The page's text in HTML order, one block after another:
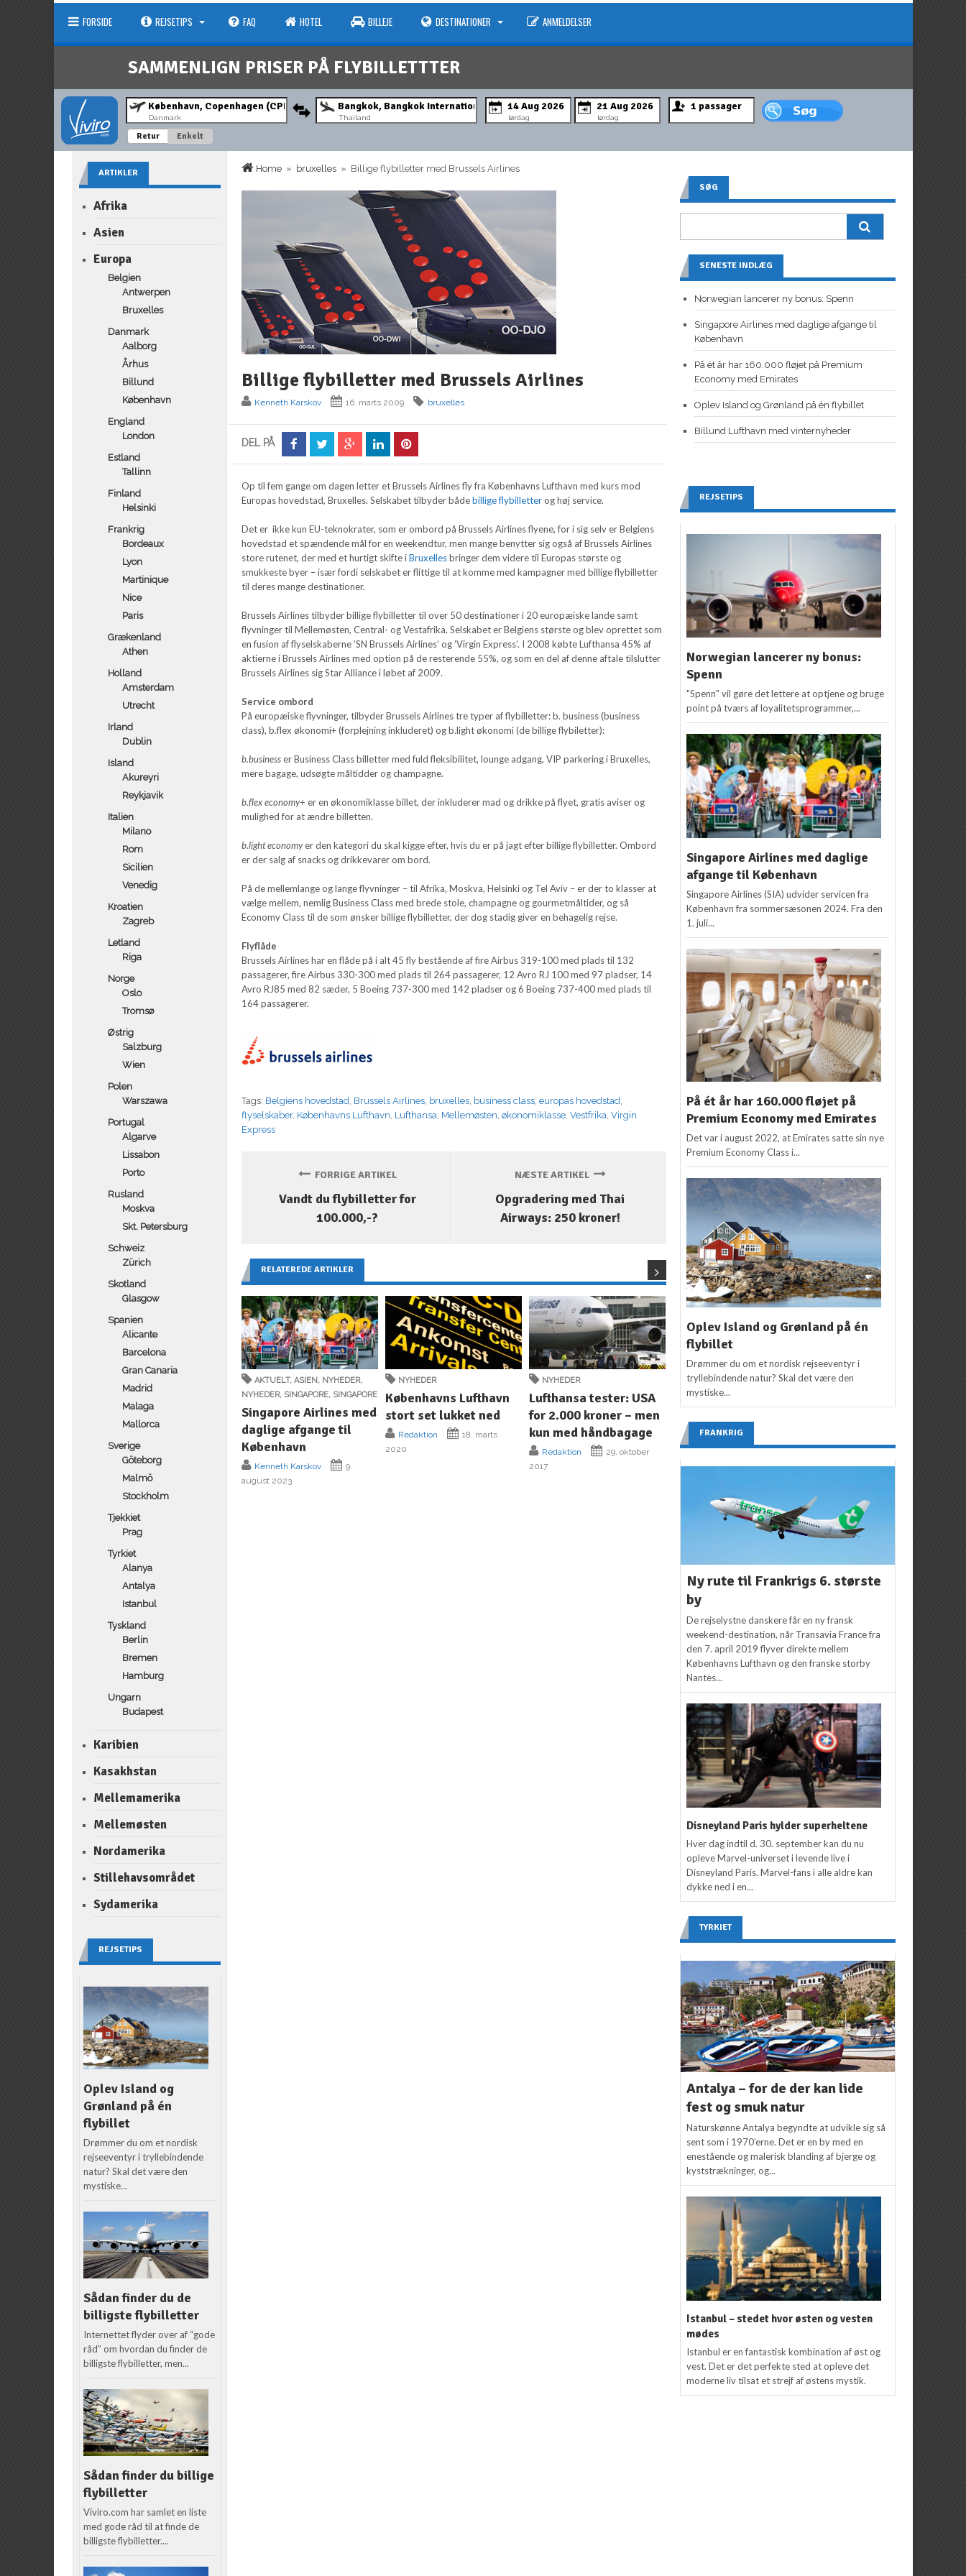
FORSIDE REJSETIPS FAQ HOTEL BILLEJE DESTINATIONER ANMELDELSER
SAMMENLIGN PRISER PÅ FLYBILLETTTER
Danmark Thailand lørdag lørdag
Retur Enkelt
Home » bruxelles » Billige flybilletter med Brussels Airlines
Billige flybilletter med Brussels Airlines
Kenneth Karskov 16. marts 2009 bruxelles
DEL PÅ
Op til fem gange om dagen letter et Brussels Airlines fly fra Københavns Lufthavn med kurs mod
Europas hovedstad, Bruxelles. Selskabet tilbyder bådebillige flybilletterog høj service.
Det er ikke kun EU-teknokrater, som er ombord på Brussels Airlines flyene, for i sig selv er Belgiens
hovedstad et spændende mål for en weekendtur, men mange benytter sig også af Brussels Airlines
store rutenet, der med et hurtigt skifte iBruxellesbringer dem videre til Europas største og
smukkeste byer – især fordi selskabet er flittige til at komme med kampagner med billige flybilletter
til deres mange destinationer.
Brussels Airlines tilbyder billige flybilletter til over 50 destinationer i 20 europæiske lande samt
flyvninger til Mellemøsten, Central- og Vestafrika. Selskabet er Belgiens største og blev oprettet som
en fusion af flyselskaberne ’SN Brussels Airlines’ og ’Virgin Express’. I 2008 købte Lufthansa 45% af
aktierne i Brussels Airlines med option på de resterende 55%, og som en del af denne aftale tilslutter
Brussels Airlines sig Star Alliance i løbet af 2009.
Service ombord
På europæiske flyvninger, tilbyder Brussels Airlines tre typer af flybilletter: b. business (business
class), b.flex økonomi+ (forplejning inkluderet) og b.light økonomi (de billige flybiletter):
b.businesser Business Class billetter med fuld fleksibilitet, lounge adgang, VIP parkering i Bruxelles,
mere bagage, udsøgte måltidder og champagne.
b.flex economy+ er en økonomiklasse billet, der inkluderer mad og drikke på flyet, gratis aviser og
mulighed for at ændre billetten.
b.light economyer den kategori du skal kigge efter, hvis du er på jagt efter billige flybilletter. Ombord
er der salg af snacks og drikkevarer om bord.
På de mellemlange og lange flyvninger – til Afrika, Moskva, Helsinki og Tel Aviv – er der to klasser at
vælge mellem, nemlig Business Class med brede stole, champagne og gourmetmåltider, og så
Economy Class til de som ønsker billige flybilletter, der dog stadig giver en behagelig rejse.
Flyflåde
Brussels Airlines har en flåde på i alt 45 fly bestående af fire Airbus 319-100 med plads til 132
passagerer, fire Airbus 330-300 med plads til 264 passagerer, 12 Avro RJ 100 med 97 pladser, 14
Avro RJ85 med 82 sæder, 5 Boeing 737-300 med 142 pladser og 6 Boeing 737-400 med plads til
164 passagerer.
Tags: Belgiens hovedstad Brussels Airlines bruxelles business class ,europas hovedstad
flyselskaber, Københavns Lufthavn Lufthansa Mellemøsten ,økonomiklasse ,Vestfrika ,Virgin
Express
FORRIGE ARTIKEL
Vandt du flybilletter for
100.000,-?
NÆSTE ARTIKEL
Opgradering med Thai
Airways: 250 kroner!
RELATEREDE ARTIKLER
AKTUELT,ASIEN NYHEDER,
NYHEDER, SINGAPORE SINGAPORE
Singapore Airlines med
daglige afgange til
København
Kenneth Karskov
9.
august 2023
NYHEDER
Københavns Lufthavn
stort set lukket ned
Redaktion
18. marts
2020
NYHEDER
Lufthansa tester: USA
for 2.000 kroner – men
kun med håndbagage
Redaktion
29. oktober
2017
FLYSELSKABER,IKKE
KATEGORISERET
Drømmer du om
Business Class? Her er
tilbudet du ikke kan
afslå….
NYHEDER
Redaktion
14. marts
2017
ARTIKLER
Afrika
Asien
Europa
Belgien
Antwerpen
Bruxelles
Danmark
Aalborg
Århus
Billund
København
England
London
Estland
Tallinn
Finland
Helsinki
Frankrig
Bordeaux
Lyon
Martinique
Nice
Paris
Grækenland
Athen
Holland
Amsterdam
Utrecht
Irland
Dublin
Island
Akureyri
Reykjavik
Italien
Milano
Rom
Sicilien
Venedig
Kroatien
Zagreb
Letland
Riga
Norge
Oslo
Tromsø
Østrig
Salzburg
Wien
Polen
Warszawa
Portugal
Algarve
Lissabon
Porto
Rusland
Moskva
Skt. Petersburg
Schweiz
Zürich
Skotland
Glasgow
Spanien
Alicante
Barcelona
Gran Canaria
Madrid
Malaga
Mallorca
Sverige
Göteborg
Malmö
Stockholm
Tjekkiet
Prag
Tyrkiet
Alanya
Antalya
Istanbul
Tyskland
Berlin
Bremen
Hamburg
Ungarn
Budapest
Karibien
Kasakhstan
Mellemamerika
Mellemøsten
Nordamerika
Stillehavsområdet
Sydamerika
REJSETIPS
Oplev Island og
Grønland på én
flybillet
Drømmer du om et nordisk
rejseeventyr i tryllebindende
natur? Skal det være den
mystiske...
Sådan finder du de
billigste flybilletter
Internettet flyder over af “gode
råd” om hvordan du finder de
billigste flybilletter, men...
Sådan finder du billige
flybilletter
Viviro.com har samlet en liste
med gode råd til at finde de
billigste flybilletter....
SØG
SENESTE INDLÆG
Norwegian lancerer ny bonus: Spenn
Singapore Airlines med daglige afgange til
København
På ét år har 160.000 fløjet på Premium
Economy med Emirates
Oplev Island og Grønland på én flybillet
Billund Lufthavn med vinternyheder
REJSETIPS
Norwegian lancerer ny bonus:
Spenn
"Spenn" vil gøre det lettere at optjene og bruge
point på tværs af loyalitetsprogrammer,...
Singapore Airlines med daglige
afgange til København
Singapore Airlines (SIA) udvider servicen fra
København fra sommersæsonen 2024. Fra den
1. juli...
På ét år har 160.000 fløjet på
Premium Economy med Emirates
Det var i august 2022, at Emirates satte sin nye
Premium Economy Class i...
Oplev Island og Grønland på én
flybillet
Drømmer du om et nordisk rejseeventyr i
tryllebindende natur? Skal det være den
mystiske...
FRANKRIG
Ny rute til Frankrigs 6. største
by
De rejselystne danskere får en ny fransk
weekend-destination, når Transavia France fra
den 7. april 2019 flyver direkte mellem
Københavns Lufthavn og den franske storby
Nantes...
Disneyland Paris hylder superheltene
Hver dag indtil d. 30. september kan du nu
opleve Marvel-universet i levende live i
Disneyland Paris. Marvel-fans i alle aldre kan
dykke ned i en...
TYRKIET
Antalya – for de der kan lide
fest og smuk natur
Naturskønne Antalya begyndte at udvikle sig så
sent som i 1970’erne. Det er en by med en
enestående og malerisk blanding af bjerge og
kyststrækninger, og...
Istanbul – stedet hvor østen og vesten
mødes
Istanbul er en fantastisk kombination af øst og
vest. Det er det perfekte sted at opleve det
moderne liv tilsat et strejf af østens mystik.